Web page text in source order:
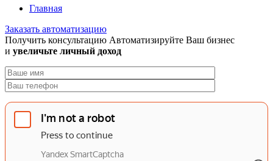
Главная
Заказать автоматизацию
Получить консультацию Автоматизируйте Ваш бизнес
и увеличьте личный доход